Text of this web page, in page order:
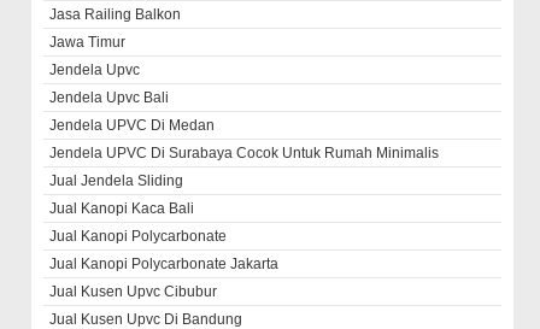
Jasa Railing Balkon
Jawa Timur
Jendela Upvc
Jendela Upvc Bali
Jendela UPVC Di Medan
Jendela UPVC Di Surabaya Cocok Untuk Rumah Minimalis
Jual Jendela Sliding
Jual Kanopi Kaca Bali
Jual Kanopi Polycarbonate
Jual Kanopi Polycarbonate Jakarta
Jual Kusen Upvc Cibubur
Jual Kusen Upvc Di Bandung